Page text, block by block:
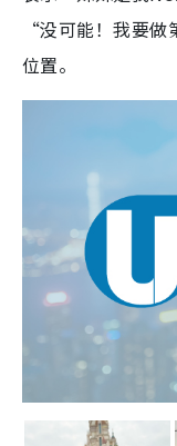
“没可能！我要
位置。